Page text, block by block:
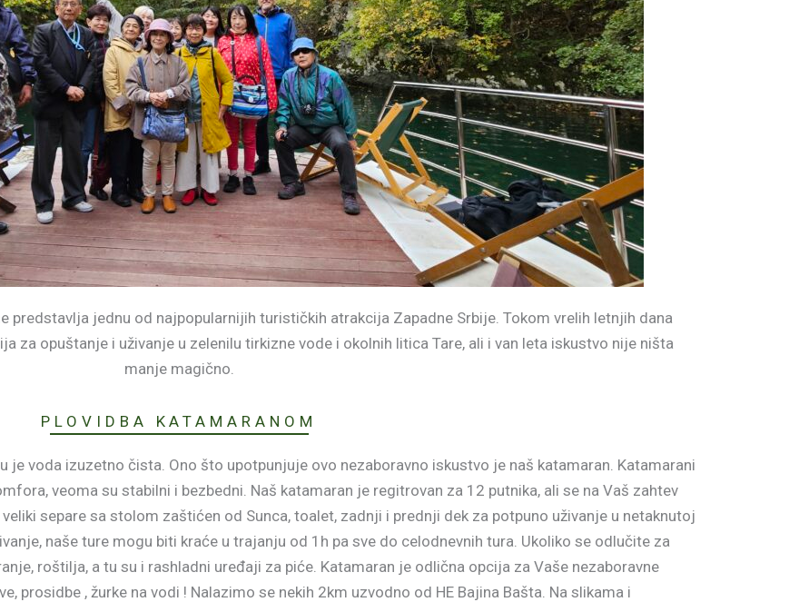
predstavlja jednu od najpopularnijih turističkih atrakcija Zapadne Srbije. Tokom vrelih letnjih dana
za opuštanje i uživanje u zelenilu tirkizne vode i okolnih litica Tare, ali i van leta iskustvo nije ništa
manje magično.
PLOVIDBA KATAMARANOM
je voda izuzetno čista. Ono što upotpunjuje ovo nezaboravno iskustvo je naš katamaran. Katamarani
veoma su stabilni i bezbedni. Naš katamaran je regitrovan za 12 putnika, ali se na Vaš zahtev
separe sa stolom zaštićen od Sunca, toalet, zadnji i prednji dek za potpuno uživanje u netaknutoj
naše ture mogu biti kraće u trajanju od 1h pa sve do celodnevnih tura. Ukoliko se odlučite za
roštilja, a tu su i rashladni uređaji za piće. Katamaran je odlična opcija za Vaše nezaboravne
prosidbe , žurke na vodi ! Nalazimo se nekih 2km uzvodno od HE Bajina Bašta. Na slikama i